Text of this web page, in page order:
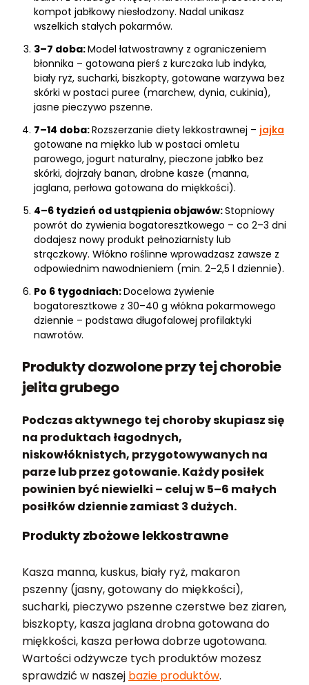
kompot jabłkowy niesłodzony. Nadal unikasz
wszelkich stałych pokarmów.
3–7 doba:Model łatwostrawny z ograniczeniem
błonnika – gotowana pierś z kurczaka lub indyka,
biały ryż, sucharki, biszkopty, gotowane warzywa bez
skórki w postaci puree (marchew, dynia, cukinia),
jasne pieczywo pszenne.
7–14 doba:Rozszerzanie diety lekkostrawnej – jajka
gotowane na miękko lub w postaci omletu
parowego, jogurt naturalny, pieczone jabłko bez
skórki, dojrzały banan, drobne kasze (manna,
jaglana, perłowa gotowana do miękkości).
4–6 tydzień od ustąpienia objawów:Stopniowy
powrót do żywienia bogatoresztkowego – co 2–3 dni
dodajesz nowy produkt pełnoziarnisty lub
strączkowy. Włókno roślinne wprowadzasz zawsze z
odpowiednim nawodnieniem (min. 2–2,5 l dziennie).
Po 6 tygodniach:Docelowa żywienie
bogatoresztkowe z 30–40 g włókna pokarmowego
dziennie – podstawa długofalowej profilaktyki
nawrotów.
Produkty dozwolone przy tej chorobie
jelita grubego
Podczas aktywnego tej choroby skupiasz się
na produktach łagodnych,
niskowłóknistych, przygotowywanych na
parze lub przez gotowanie. Każdy posiłek
powinien być niewielki – celuj w 5–6 małych
posiłków dziennie zamiast 3 dużych.
Produkty zbożowe lekkostrawne
Kasza manna, kuskus, biały ryż, makaron
pszenny (jasny, gotowany do miękkości),
sucharki, pieczywo pszenne czerstwe bez ziaren,
biszkopty, kasza jaglana drobna gotowana do
miękkości, kasza perłowa dobrze ugotowana.
Wartości odżywcze tych produktów możesz
sprawdzić w naszej bazie produktów.